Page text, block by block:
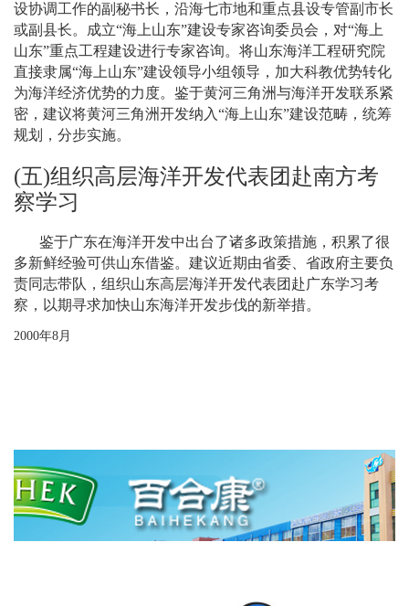
设协调工作的副秘书长，沿海七市地和重点县设专管副市长
或副县长。成立“海上山东”建设专家咨询委员会，对“海上
山东”重点工程建设进行专家咨询。将山东海洋工程研究院
直接隶属“海上山东”建设领导小组领导，加大科教优势转化
为海洋经济优势的力度。鉴于黄河三角洲与海洋开发联系紧
密，建议将黄河三角洲开发纳入“海上山东”建设范畴，统筹
规划，分步实施。
(五)组织高层海洋开发代表团赴南方考
察学习
鉴于广东在海洋开发中出台了诸多政策措施，积累了很
多新鲜经验可供山东借鉴。建议近期由省委、省政府主要负
责同志带队，组织山东高层海洋开发代表团赴广东学习考
察，以期寻求加快山东海洋开发步伐的新举措。
2000年8月